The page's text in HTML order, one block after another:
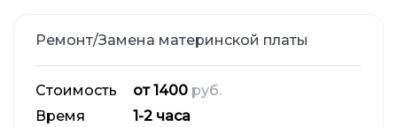
Ремонт/Замена материнской платы
Стоимость от 1400 руб.
Время
1-2 часа